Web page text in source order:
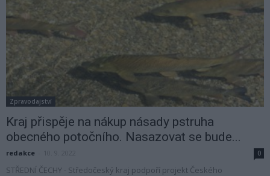
Zpravodajství
Kraj přispěje na nákup násady pstruha
obecného potočního. Nasazovat se bude...
redakce 0
STŘEDNÍ ČECHY - Středočeský kraj podpoří projekt Českého